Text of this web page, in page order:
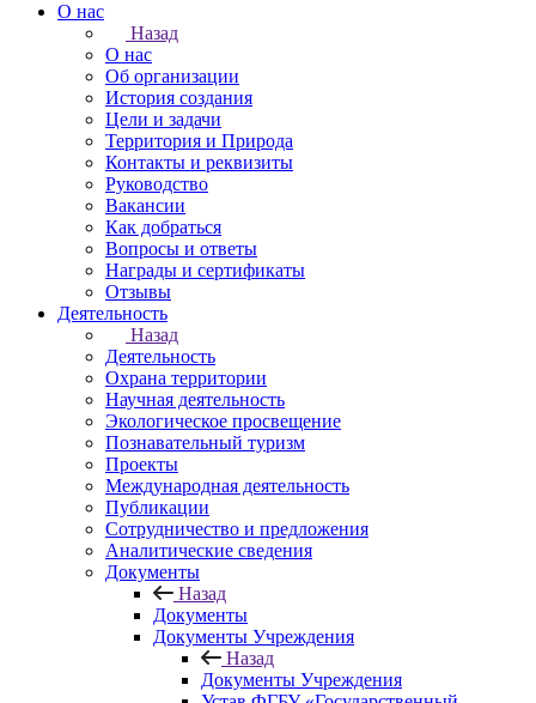
О нас
Назад
О нас
Об организации
История создания
Цели и задачи
Территория и Природа
Контакты и реквизиты
Руководство
Вакансии
Как добраться
Вопросы и ответы
Награды и сертификаты
Отзывы
Деятельность
Назад
Деятельность
Охрана территории
Научная деятельность
Экологическое просвещение
Познавательный туризм
Проекты
Международная деятельность
Публикации
Сотрудничество и предложения
Аналитические сведения
Документы
Назад
Документы
Документы Учреждения
Назад
Документы Учреждения